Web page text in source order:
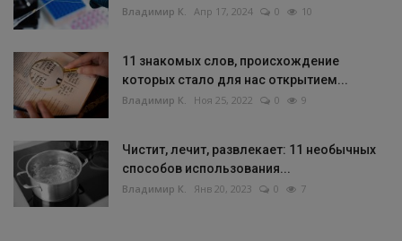
Владимир К. Апр 17, 2024 0 10
11 знакомых слов, происхождение
которых стало для нас открытием...
Владимир К. Ноя 25, 2022 0 9
Чистит, лечит, развлекает: 11 необычных
способов использования...
Владимир К. Янв 20, 2023 0 7